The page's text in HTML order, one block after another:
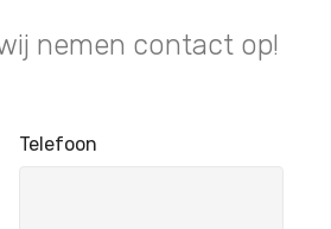
nemen contact op!
Telefoon